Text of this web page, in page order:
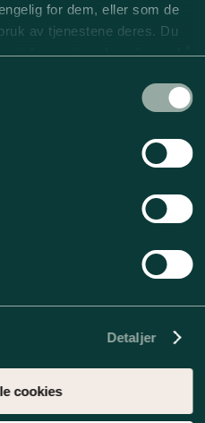
for dem, eller som de
av tjenestene deres. Du
informasjonskapslerved å
Detaljer
cookies